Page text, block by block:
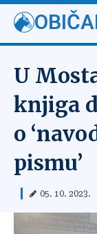
U
knjiga
o
pismu’
05. 10. 2023.